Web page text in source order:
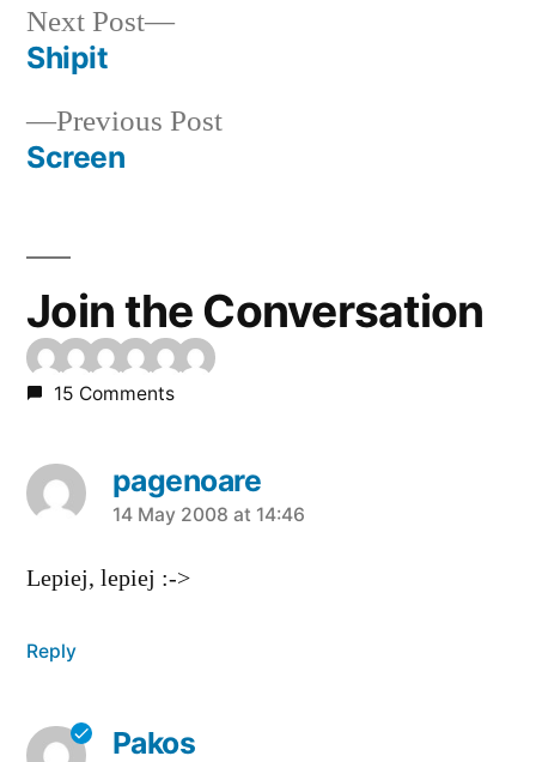
Post
navigation
Previous PostPrevious
Screen
Next Post
Next
Shipit
Join the Conversation
15 Comments
pagenoare
says:
14 May 2008 at 14:46
Lepiej, lepiej :->
Reply
Pakos